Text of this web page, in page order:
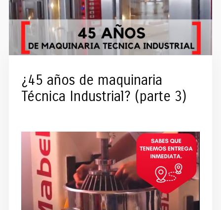
¿45 años de maquinaria
Técnica Industrial? (parte 3)